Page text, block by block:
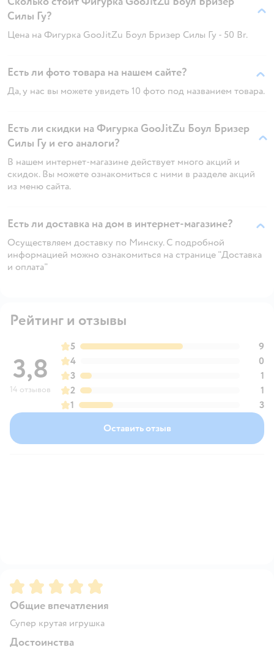
Силы Гу?
Цена на Фигурка GooJitZu Боул Бризер Силы Гу - 50 Br.
Есть ли фото товара на нашем сайте?
Да, у нас вы можете увидеть 10 фото под названием товара.
Есть ли скидки на Фигурка GooJitZu Боул Бризер
Силы Гу и его аналоги?
В нашем интернет-магазине действует много акций и
скидок. Вы можете ознакомиться с ними в разделе акций
из меню сайта.
Есть ли доставка на дом в интернет-магазине?
Осуществляем доставку по Минску. С подробной
информацией можно ознакомиться на странице "Доставка
и оплата"
Рейтинг и отзывы
3,8
14 отзывов
5
9
4
0
3
1
2
1
1
3
Оставить отзыв
Рейтинг:5
Общие впечатления
Супер крутая игрушка
Достоинства